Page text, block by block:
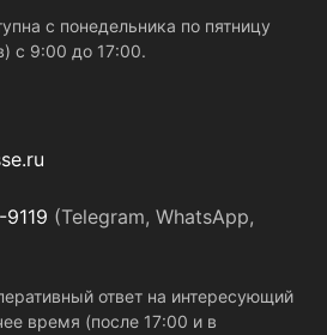
с понедельника по пятницу
с 9:00 до 17:00.
(Telegram, WhatsApp,
ответ на интересующий
время (после 17:00 и в